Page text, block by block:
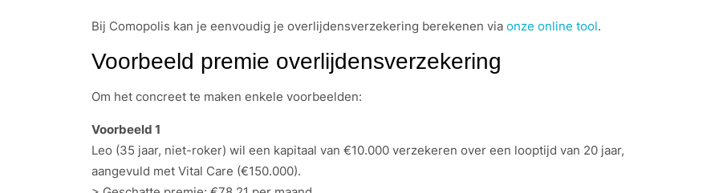
Bij Comopolis kan je eenvoudig je overlijdensverzekering berekenen via onze online tool.
Voorbeeld premie overlijdensverzekering
Om het concreet te maken enkele voorbeelden:
Voorbeeld 1
Leo (35 jaar, niet-roker) wil een kapitaal van €10.000 verzekeren over een looptijd van 20 jaar,
aangevuld met Vital Care (€150.000).